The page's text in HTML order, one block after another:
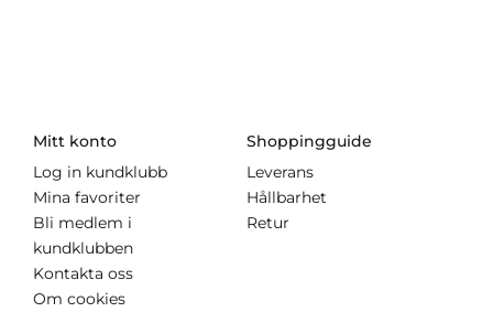
Mitt konto
Log in kundklubb
Mina favoriter
Bli medlem i
kundklubben
Kontakta oss
Om cookies
Shoppingguide
Leverans
Hållbarhet
Retur